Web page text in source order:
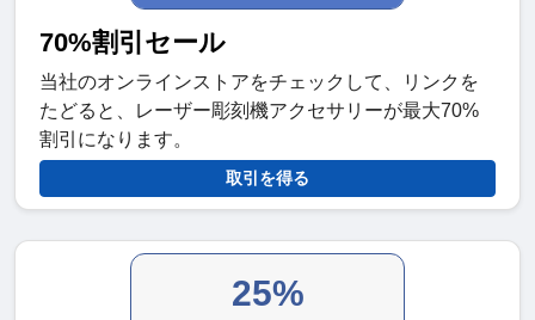
70%割引セール
当社のオンラインストアをチェックして、リンクを
たどると、レーザー彫刻機アクセサリーが最大70%
割引になります。
取引を得る
25%